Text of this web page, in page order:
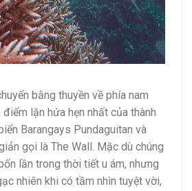
bằng thuyền về phía nam
lặn hứa hẹn nhất của thành
Barangays Pundaguitan và
gọi là The Wall. Mặc dù chúng
lần trong thời tiết u ám, nhưng
nhiên khi có tầm nhìn tuyệt vời,